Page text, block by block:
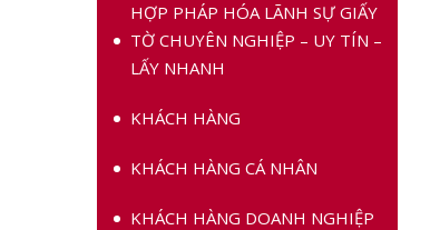
HỢP PHÁP HÓA LÃNH SỰ GIẤY
TỜ CHUYÊN NGHIỆP – UY TÍN –
LẤY NHANH
KHÁCH HÀNG
KHÁCH HÀNG CÁ NHÂN
KHÁCH HÀNG DOANH NGHIỆP